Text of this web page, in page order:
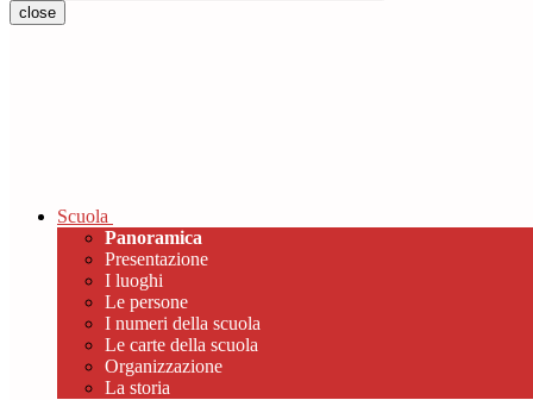
close
Scuola
Panoramica
Presentazione
I luoghi
Le persone
I numeri della scuola
Le carte della scuola
Organizzazione
La storia